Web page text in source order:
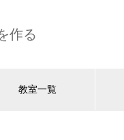
作る
教室一覧